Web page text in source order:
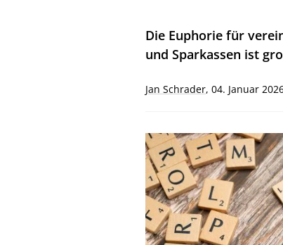
Die Euphorie für
und Sparkassen ist
Jan Schrader, 04. Januar